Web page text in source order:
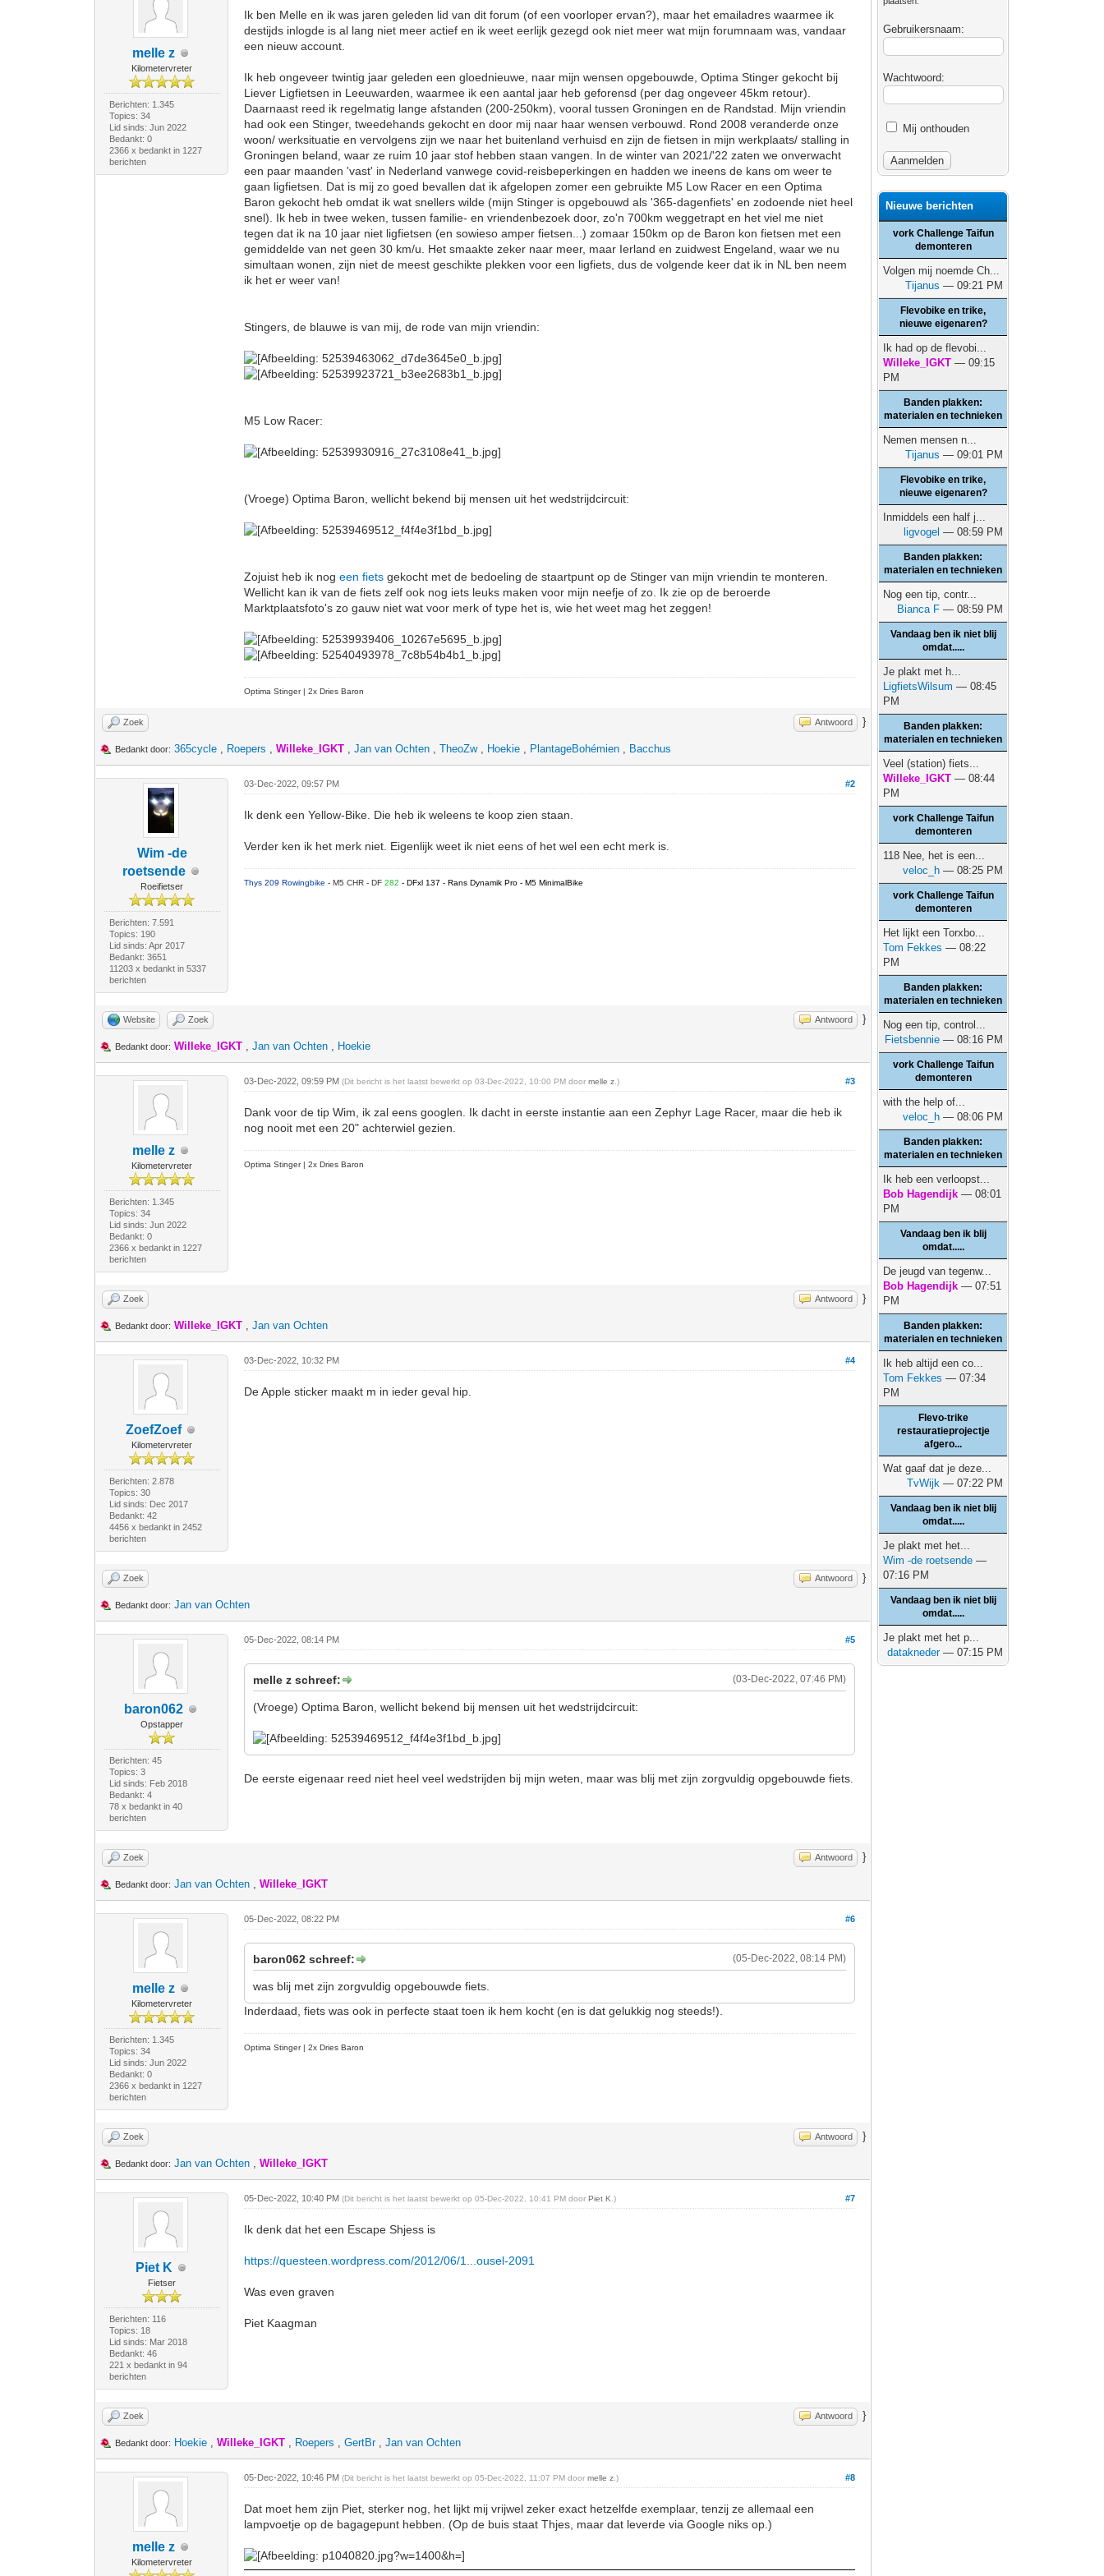
melle z
Kilometervreter
Berichten: 1.345
Topics: 34
Lid sinds: Jun 2022
Bedankt: 0
2366 x bedankt in 1227
berichten
Ik ben Melle en ik was jaren geleden lid van dit forum (of een voorloper ervan?), maar het emailadres waarmee ik
destijds inlogde is al lang niet meer actief en ik weet eerlijk gezegd ook niet meer wat mijn forumnaam was, vandaar
een nieuw account.
Ik heb ongeveer twintig jaar geleden een gloednieuwe, naar mijn wensen opgebouwde, Optima Stinger gekocht bij
Liever Ligfietsen in Leeuwarden, waarmee ik een aantal jaar heb geforensd (per dag ongeveer 45km retour).
Daarnaast reed ik regelmatig lange afstanden (200-250km), vooral tussen Groningen en de Randstad. Mijn vriendin
had ook een Stinger, tweedehands gekocht en door mij naar haar wensen verbouwd. Rond 2008 veranderde onze
woon/ werksituatie en vervolgens zijn we naar het buitenland verhuisd en zijn de fietsen in mijn werkplaats/ stalling in
Groningen beland, waar ze ruim 10 jaar stof hebben staan vangen. In de winter van 2021/'22 zaten we onverwacht
een paar maanden 'vast' in Nederland vanwege covid-reisbeperkingen en hadden we ineens de kans om weer te
gaan ligfietsen. Dat is mij zo goed bevallen dat ik afgelopen zomer een gebruikte M5 Low Racer en een Optima
Baron gekocht heb omdat ik wat snellers wilde (mijn Stinger is opgebouwd als '365-dagenfiets' en zodoende niet heel
snel). Ik heb in twee weken, tussen familie- en vriendenbezoek door, zo'n 700km weggetrapt en het viel me niet
tegen dat ik na 10 jaar niet ligfietsen (en sowieso amper fietsen...) zomaar 150km op de Baron kon fietsen met een
gemiddelde van net geen 30 km/u. Het smaakte zeker naar meer, maar Ierland en zuidwest Engeland, waar we nu
simultaan wonen, zijn niet de meest geschikte plekken voor een ligfiets, dus de volgende keer dat ik in NL ben neem
ik het er weer van!
Stingers, de blauwe is van mij, de rode van mijn vriendin:
M5 Low Racer:
(Vroege) Optima Baron, wellicht bekend bij mensen uit het wedstrijdcircuit:
Zojuist heb ik nogeen fiets gekocht met de bedoeling de staartpunt op de Stinger van mijn vriendin te monteren.
Wellicht kan ik van de fiets zelf ook nog iets leuks maken voor mijn neefje of zo. Ik zie op de beroerde
Marktplaatsfoto's zo gauw niet wat voor merk of type het is, wie het weet mag het zeggen!
Optima Stinger |2x Dries Baron
Zoek Antwoord }
Bedankt door: 365cycle , Roepers ,Willeke_IGKT ,Jan van Ochten ,TheoZw, Hoekie , PlantageBohémien , Bacchus
Wim -de
roetsende
Roeifietser
Berichten: 7.591
Topics: 190
Lid sinds: Apr 2017
Bedankt: 3651
11203 x bedankt in 5337
berichten
#2
03-Dec-2022, 09:57 PM
Ik denk een Yellow-Bike. Die heb ik weleens te koop zien staan.
Verder ken ik het merk niet. Eigenlijk weet ik niet eens of het wel een echt merk is.
Thys 209 Rowingbike- M5 CHR - DF282- DFxl 137 - Rans Dynamik Pro - M5 MinimalBike
Website Zoek Antwoord }
Bedankt door: Willeke_IGKT ,Jan van Ochten , Hoekie
melle z
Kilometervreter
Berichten: 1.345
Topics: 34
Lid sinds: Jun 2022
Bedankt: 0
2366 x bedankt in 1227
berichten
#3
03-Dec-2022, 09:59 PM(Dit bericht is het laatst bewerkt op 03-Dec-2022, 10:00 PM doormelle z .)
Dank voor de tip Wim, ik zal eens googlen. Ik dacht in eerste instantie aan een Zephyr Lage Racer, maar die heb ik
nog nooit met een 20" achterwiel gezien.
Optima Stinger |2x Dries Baron
Zoek Antwoord }
Bedankt door: Willeke_IGKT ,Jan van Ochten
ZoefZoef
Kilometervreter
Berichten: 2.878
Topics: 30
Lid sinds: Dec 2017
Bedankt: 42
4456 x bedankt in 2452
berichten
#4
03-Dec-2022, 10:32 PM
De Apple sticker maakt m in ieder geval hip.
Zoek Antwoord }
Bedankt door: Jan van Ochten
baron062
Opstapper
Berichten: 45
Topics: 3
Lid sinds: Feb 2018
Bedankt: 4
78 x bedankt in 40
berichten
#5
05-Dec-2022, 08:14 PM
(03-Dec-2022, 07:46 PM)
melle z schreef:
(Vroege) Optima Baron, wellicht bekend bij mensen uit het wedstrijdcircuit:
De eerste eigenaar reed niet heel veel wedstrijden bij mijn weten, maar was blij met zijn zorgvuldig opgebouwde fiets.
Zoek Antwoord }
Bedankt door: Jan van Ochten ,Willeke_IGKT
melle z
Kilometervreter
Berichten: 1.345
Topics: 34
Lid sinds: Jun 2022
Bedankt: 0
2366 x bedankt in 1227
berichten
#6
05-Dec-2022, 08:22 PM
(05-Dec-2022, 08:14 PM)
baron062 schreef:
was blij met zijn zorgvuldig opgebouwde fiets.
Inderdaad, fiets was ook in perfecte staat toen ik hem kocht (en is dat gelukkig nog steeds!).
Optima Stinger |2x Dries Baron
Zoek Antwoord }
Bedankt door: Jan van Ochten ,Willeke_IGKT
Piet K
Fietser
Berichten: 116
Topics: 18
Lid sinds: Mar 2018
Bedankt: 46
221 x bedankt in 94
berichten
#7
05-Dec-2022, 10:40 PM(Dit bericht is het laatst bewerkt op 05-Dec-2022, 10:41 PM doorPiet K .)
Ik denk dat het een Escape Shjess is
https://questeen.wordpress.com/2012/06/1...ousel-2091
Was even graven
Piet Kaagman
Zoek Antwoord }
Bedankt door: Hoekie ,Willeke_IGKT , Roepers ,GertBr,Jan van Ochten
melle z
Kilometervreter
#8
05-Dec-2022, 10:46 PM(Dit bericht is het laatst bewerkt op 05-Dec-2022, 11:07 PM doormelle z .)
Dat moet hem zijn Piet, sterker nog, het lijkt mij vrijwel zeker exact hetzelfde exemplaar, tenzij ze allemaal een
lampvoetje op de bagagepunt hebben. (Op de buis staat Thjes, maar dat leverde via Google niks op.)
Gebruikersnaam:
Wachtwoord:
Mij onthouden
Nieuwe berichten
vork Challenge Taifun
demonteren
Volgen mij noemde Ch...
Tijanus — 09:21 PM
Flevobike en trike,
nieuwe eigenaren?
Ik had op de flevobi...
Willeke_IGKT — 09:15
PM
Banden plakken:
materialen en technieken
Nemen mensen n...
Tijanus — 09:01 PM
Flevobike en trike,
nieuwe eigenaren?
Inmiddels een half j...
ligvogel — 08:59 PM
Banden plakken:
materialen en technieken
Nog een tip, contr...
Bianca F — 08:59 PM
Vandaag ben ik niet blij
omdat.....
Je plakt met h...
LigfietsWilsum — 08:45
PM
Banden plakken:
materialen en technieken
Veel (station) fiets...
Willeke_IGKT — 08:44
PM
vork Challenge Taifun
demonteren
118 Nee, het is een...
veloc_h — 08:25 PM
vork Challenge Taifun
demonteren
Het lijkt een Torxbo...
Tom Fekkes — 08:22
PM
Banden plakken:
materialen en technieken
Nog een tip, control...
Fietsbennie — 08:16 PM
vork Challenge Taifun
demonteren
with the help of...
veloc_h — 08:06 PM
Banden plakken:
materialen en technieken
Ik heb een verloopst...
Bob Hagendijk — 08:01
PM
Vandaag ben ik blij
omdat.....
De jeugd van tegenw...
Bob Hagendijk — 07:51
PM
Banden plakken:
materialen en technieken
Ik heb altijd een co...
Tom Fekkes — 07:34
PM
Flevo-trike
restauratieprojectje
afgero...
Wat gaaf dat je deze...
TvWijk — 07:22 PM
Vandaag ben ik niet blij
omdat.....
Je plakt met het...
Wim -de roetsende —
07:16 PM
Vandaag ben ik niet blij
omdat.....
Je plakt met het p...
datakneder— 07:15 PM